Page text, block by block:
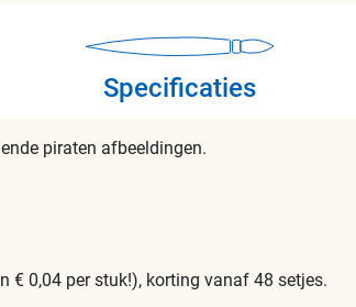
Specificaties
piraten afbeeldingen.
€ 0,04 per stuk!), korting vanaf 48 setjes.